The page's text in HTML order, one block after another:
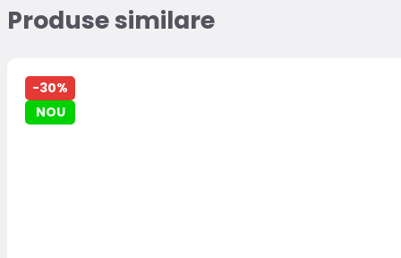
Produse similare
-30%
NOU